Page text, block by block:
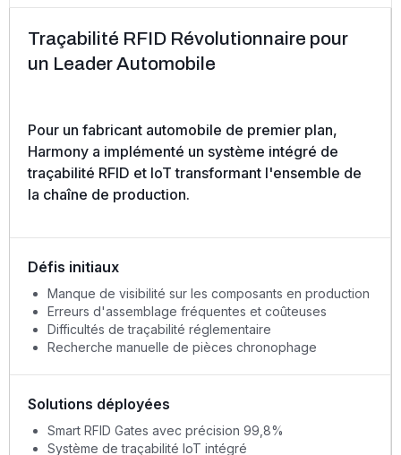
Traçabilité RFID Révolutionnaire pour
un Leader Automobile
Pour un fabricant automobile de premier plan,
Harmony a implémenté un système intégré de
traçabilité RFID et IoT transformant l'ensemble de
la chaîne de production.
Défis initiaux
Manque de visibilité sur les composants en production
Erreurs d'assemblage fréquentes et coûteuses
Difficultés de traçabilité réglementaire
Recherche manuelle de pièces chronophage
Solutions déployées
Smart RFID Gates avec précision 99,8%
Système de traçabilité IoT intégré